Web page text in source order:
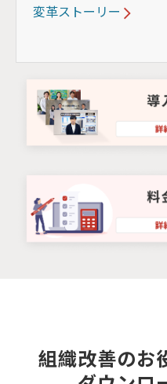
変革ストーリー
組織改善のお